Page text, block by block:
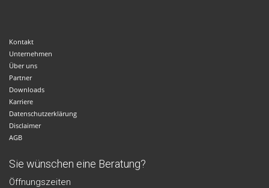
Kontakt
Unternehmen
Über uns
Partner
Downloads
Karriere
Datenschutzerklärung
Disclaimer
AGB
Sie wünschen eine Beratung?
Öffnungszeiten